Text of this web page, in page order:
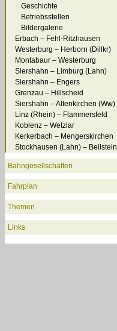
Geschichte
Betriebsstellen
Bildergalerie
Erbach – Fehl-Ritzhausen
Westerburg – Herborn (Dillkr)
Montabaur – Westerburg
Siershahn – Limburg (Lahn)
Siershahn – Engers
Grenzau – Hillscheid
Siershahn – Altenkirchen (Ww)
Linz (Rhein) – Flammersfeld
Koblenz – Wetzlar
Kerkerbach – Mengerskirchen
Stockhausen (Lahn) – Beilstein
Bahngesellschaften
Fahrplan
Themen
Links